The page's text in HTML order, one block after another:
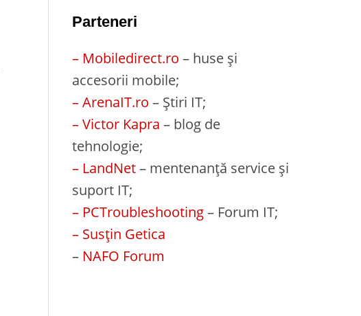
Parteneri
– Mobiledirect.ro – huse și
accesorii mobile;
– ArenaIT.ro – Știri IT;
– Victor Kapra – blog de
tehnologie;
– LandNet– mentenanță service și
suport IT;
– PCTroubleshooting– Forum IT;
– Susțin Getica
– NAFO Forum